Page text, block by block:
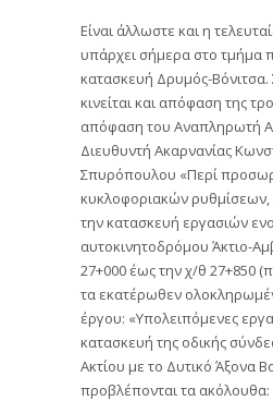
Είναι άλλωστε και η
υπάρχει σήμερα στο τμήμα
κατασκευή Δρυμός-Βόνιτσα.
κινείται και απόφαση της
απόφαση του Αναπληρωτή
Διευθυντή Ακαρνανίας
Σπυρόπουλου «Περί
κυκλοφοριακών ρυθμίσεων,
την κατασκευή εργασιών
αυτοκινητοδρόμου Άκτιο-
27+000 έως την χ/θ 27+850
τα εκατέρωθεν
έργου: «Υπολειπόμενες
κατασκευή της οδικής
Ακτίου με το Δυτικό Άξονα
προβλέπονται τα ακόλουθα: